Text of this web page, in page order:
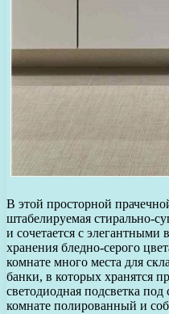
В этой просторной
штабелируемая стирально-
и сочетается с
хранения бледно-серого
комнате много места для
банки, в которых хранятся
светодиодная подсветка
комнате полированный и